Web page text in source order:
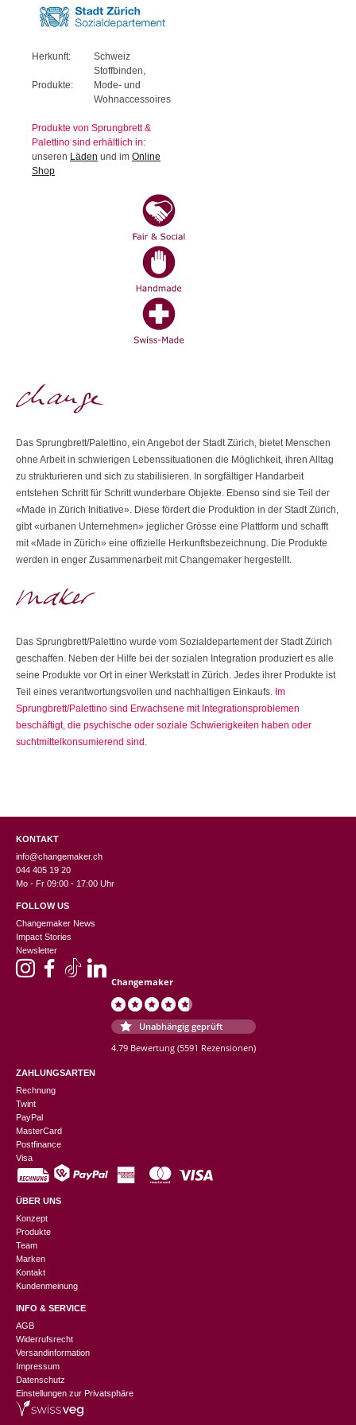
Herkunft: Schweiz
Produkte:
Stoffbinden,
Mode- und
Wohnaccessoires
Produkte von Sprungbrett &
Palettino sind erhältlich in:
unseren Läden und im Online
Shop
Das Sprungbrett/Palettino, ein Angebot der Stadt Zürich, bietet Menschen
ohne Arbeit in schwierigen Lebenssituationen die Möglichkeit, ihren Alltag
zu strukturieren und sich zu stabilisieren. In sorgfältiger Handarbeit
entstehen Schritt für Schritt wunderbare Objekte. Ebenso sind sie Teil der
«Made in Zürich Initiative». Diese fördert die Produktion in der Stadt Zürich,
gibt «urbanen Unternehmen» jeglicher Grösse eine Plattform und schafft
mit «Made in Zürich» eine offizielle Herkunftsbezeichnung. Die Produkte
werden in enger Zusammenarbeit mit Changemaker hergestellt.
Das Sprungbrett/Palettino wurde vom Sozialdepartement der Stadt Zürich
geschaffen. Neben der Hilfe bei der sozialen Integration produziert es alle
seine Produkte vor Ort in einer Werkstatt in Zürich. Jedes ihrer Produkte ist
Teil eines verantwortungsvollen und nachhaltigen Einkaufs. Im
Sprungbrett/Palettino sind Erwachsene mit Integrationsproblemen
beschäftigt, die psychische oder soziale Schwierigkeiten haben oder
suchtmittelkonsumierend sind.
KONTAKT
info@changemaker.ch
044 405 19 20
Mo - Fr 09:00 - 17:00 Uhr
FOLLOW US
Changemaker News
Impact Stories
Newsletter
Changemaker
Unabhängig geprüft
4.79 Bewertung (5591 Rezensionen)
ZAHLUNGSARTEN
Rechnung
Twint
PayPal
MasterCard
Postfinance
Visa
ÜBER UNS
Konzept
Produkte
Team
Marken
Kontakt
Kundenmeinung
INFO & SERVICE
AGB
Widerrufsrecht
Versandinformation
Impressum
Datenschutz
Einstellungen zur Privatsphäre